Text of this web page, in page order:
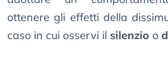
ottenere gli effetti della
caso in cui osservi il silenzio o